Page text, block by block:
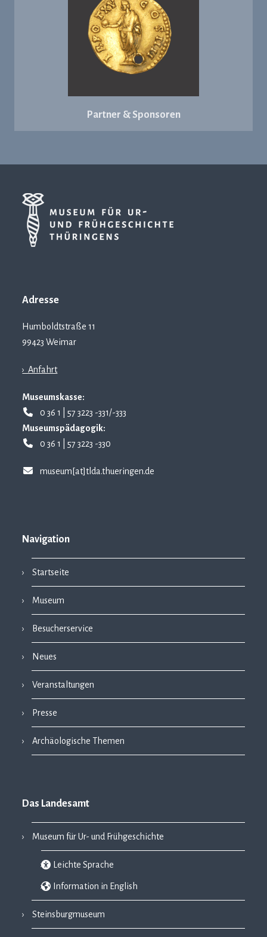
Partner & Sponsoren
Adresse
Humboldtstraße 11
99423 Weimar
› Anfahrt
Museumskasse:
0 36 1 | 57 3223 -331/-333
Museumspädagogik:
0 36 1 | 57 3223 -330
museum[at]tlda.thueringen.de
Navigation
Startseite
Museum
Besucherservice
Neues
Veranstaltungen
Presse
Archäologische Themen
Das Landesamt
Museum für Ur- und Frühgeschichte
Leichte Sprache
Information in English
Steinsburgmuseum